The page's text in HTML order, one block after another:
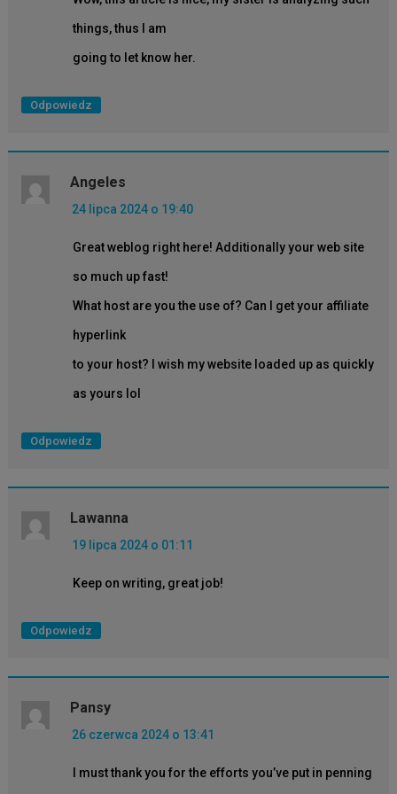
things, thus I am
going to let know her.
Odpowiedz
Angeles
24 lipca 2024 o 19:40
Great weblog right here! Additionally your web site
so much up fast!
What host are you the use of? Can I get your affiliate
hyperlink
to your host? I wish my website loaded up as quickly
as yours lol
Odpowiedz
Lawanna
19 lipca 2024 o 01:11
Keep on writing, great job!
Odpowiedz
Pansy
26 czerwca 2024 o 13:41
I must thank you for the efforts you’ve put in penning